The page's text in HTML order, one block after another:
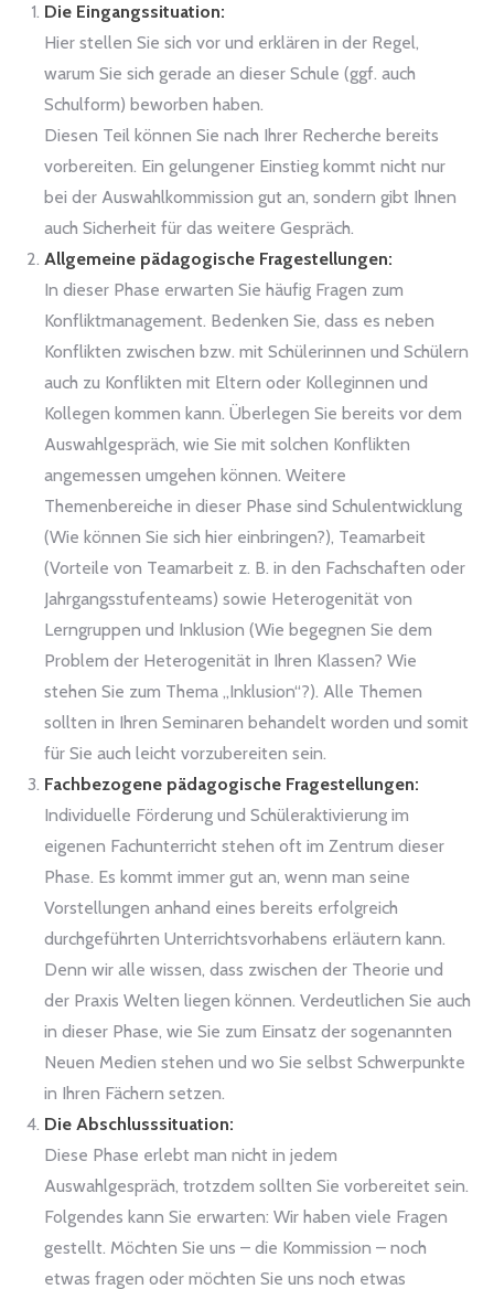
Die Eingangssituation:
Hier stellen Sie sich vor und erklären in der Regel,
warum Sie sich gerade an dieser Schule (ggf. auch
Schulform) beworben haben.
Diesen Teil können Sie nach Ihrer Recherche bereits
vorbereiten. Ein gelungener Einstieg kommt nicht nur
bei der Auswahlkommission gut an, sondern gibt Ihnen
auch Sicherheit für das weitere Gespräch.
Allgemeine pädagogische Fragestellungen:
In dieser Phase erwarten Sie häufig Fragen zum
Konfliktmanagement. Bedenken Sie, dass es neben
Konflikten zwischen bzw. mit Schülerinnen und Schülern
auch zu Konflikten mit Eltern oder Kolleginnen und
Kollegen kommen kann. Überlegen Sie bereits vor dem
Auswahlgespräch, wie Sie mit solchen Konflikten
angemessen umgehen können. Weitere
Themenbereiche in dieser Phase sind Schulentwicklung
(Wie können Sie sich hier einbringen?), Teamarbeit
(Vorteile von Teamarbeit z. B. in den Fachschaften oder
Jahrgangsstufenteams) sowie Heterogenität von
Lerngruppen und Inklusion (Wie begegnen Sie dem
Problem der Heterogenität in Ihren Klassen? Wie
stehen Sie zum Thema „Inklusion“?). Alle Themen
sollten in Ihren Seminaren behandelt worden und somit
für Sie auch leicht vorzubereiten sein.
Fachbezogene pädagogische Fragestellungen:
Individuelle Förderung und Schüleraktivierung im
eigenen Fachunterricht stehen oft im Zentrum dieser
Phase. Es kommt immer gut an, wenn man seine
Vorstellungen anhand eines bereits erfolgreich
durchgeführten Unterrichtsvorhabens erläutern kann.
Denn wir alle wissen, dass zwischen der Theorie und
der Praxis Welten liegen können. Verdeutlichen Sie auch
in dieser Phase, wie Sie zum Einsatz der sogenannten
Neuen Medien stehen und wo Sie selbst Schwerpunkte
in Ihren Fächern setzen.
Die Abschlusssituation:
Diese Phase erlebt man nicht in jedem
Auswahlgespräch, trotzdem sollten Sie vorbereitet sein.
Folgendes kann Sie erwarten: Wir haben viele Fragen
gestellt. Möchten Sie uns – die Kommission – noch
etwas fragen oder möchten Sie uns noch etwas